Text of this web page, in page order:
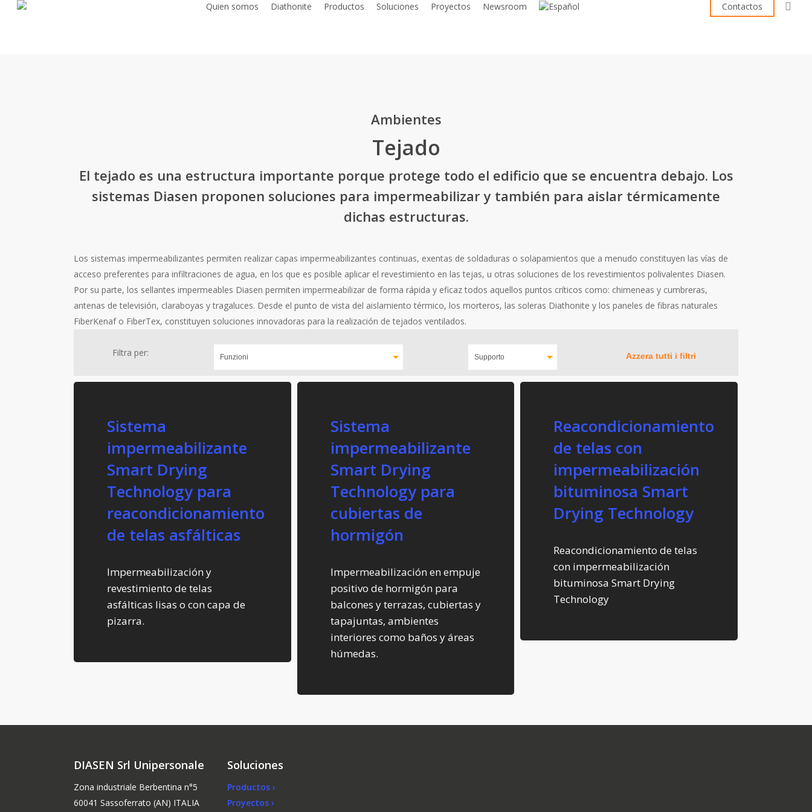
Quien somos Diathonite Productos Soluciones Proyectos Newsroom Contactos
Ambientes
Tejado
El tejado es una estructura importante porque protege todo el edificio que se encuentra debajo. Los
sistemas Diasen proponen soluciones para impermeabilizar y también para aislar térmicamente
dichas estructuras.
Los sistemas impermeabilizantes permiten realizar capas impermeabilizantes continuas, exentas de soldaduras o solapamientos que a menudo constituyen las vías de
acceso preferentes para infiltraciones de agua, en los que es posible aplicar el revestimiento en las tejas, u otras soluciones de los revestimientos polivalentes Diasen.
Por su parte, los sellantes impermeables Diasen permiten impermeabilizar de forma rápida y eficaz todos aquellos puntos críticos como: chimeneas y cumbreras,
antenas de televisión, claraboyas y tragaluces. Desde el punto de vista del aislamiento térmico, los morteros, las soleras Diathonite y los paneles de fibras naturales
FiberKenaf o FiberTex, constituyen soluciones innovadoras para la realización de tejados ventilados.
Filtra per: Azzera tutti i filtri
Sistema
impermeabilizante
Smart Drying
Technology para
reacondicionamiento
de telas asfálticas
Impermeabilización y
revestimiento de telas
asfálticas lisas o con capa de
pizarra.
Sistema
impermeabilizante
Smart Drying
Technology para
cubiertas de
hormigón
Impermeabilización en empuje
positivo de hormigón para
balcones y terrazas, cubiertas y
tapajuntas, ambientes
interiores como baños y áreas
húmedas.
Reacondicionamiento
de telas con
impermeabilización
bituminosa Smart
Drying Technology
Reacondicionamiento de telas
con impermeabilización
bituminosa Smart Drying
Technology
DIASEN Srl Unipersonale
Zona industriale Berbentina n°5
60041 Sassoferrato (AN) ITALIA
Soluciones
Productos ›
Proyectos ›